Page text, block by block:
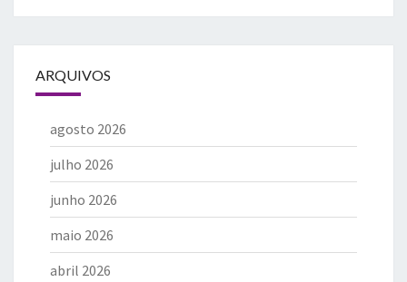
ARQUIVOS
agosto 2026
julho 2026
junho 2026
maio 2026
abril 2026